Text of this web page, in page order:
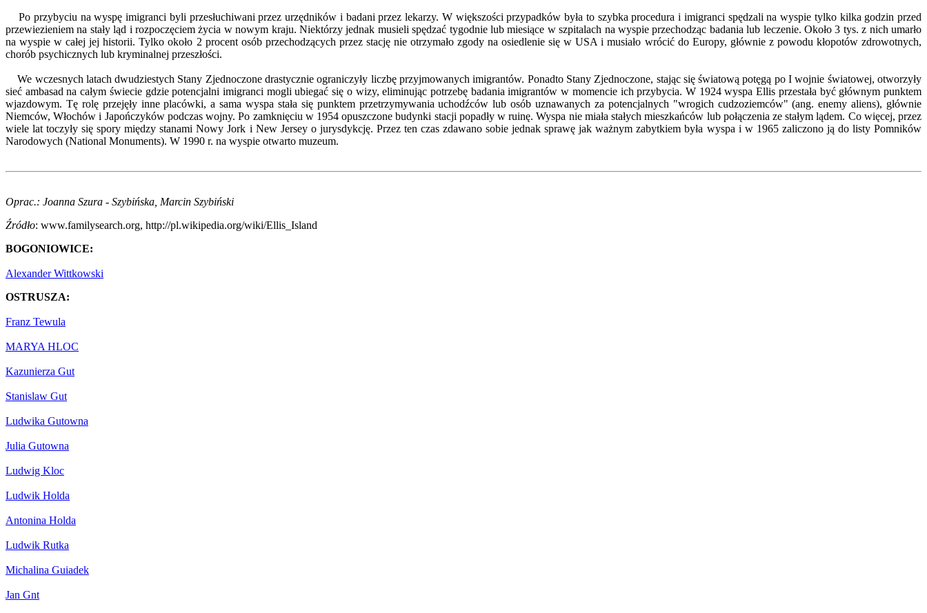
Po przybyciu na wyspę imigranci byli przesłuchiwani przez urzędników i badani przez lekarzy. W większości przypadków była to szybka procedura i imigranci spędzali na wyspie tylko kilka godzin przed
przewiezieniem na stały ląd i rozpoczęciem życia w nowym kraju. Niektórzy jednak musieli spędzać tygodnie lub miesiące w szpitalach na wyspie przechodząc badania lub leczenie. Około 3 tys. z nich umarło
na wyspie w całej jej historii. Tylko około 2 procent osób przechodzących przez stację nie otrzymało zgody na osiedlenie się w USA i musiało wrócić do Europy, głównie z powodu kłopotów zdrowotnych,
chorób psychicznych lub kryminalnej przeszłości.
We wczesnych latach dwudziestych Stany Zjednoczone drastycznie ograniczyły liczbę przyjmowanych imigrantów. Ponadto Stany Zjednoczone, stając się światową potęgą po I wojnie światowej, otworzyły
sieć ambasad na całym świecie gdzie potencjalni imigranci mogli ubiegać się o wizy, eliminując potrzebę badania imigrantów w momencie ich przybycia. W 1924 wyspa Ellis przestała być głównym punktem
wjazdowym. Tę rolę przejęły inne placówki, a sama wyspa stała się punktem przetrzymywania uchodźców lub osób uznawanych za potencjalnych "wrogich cudzoziemców" (ang. enemy aliens), głównie
Niemców, Włochów i Japończyków podczas wojny. Po zamknięciu w 1954 opuszczone budynki stacji popadły w ruinę. Wyspa nie miała stałych mieszkańców lub połączenia ze stałym lądem. Co więcej, przez
wiele lat toczyły się spory między stanami Nowy Jork i New Jersey o jurysdykcję. Przez ten czas zdawano sobie jednak sprawę jak ważnym zabytkiem była wyspa i w 1965 zaliczono ją do listy Pomników
Narodowych (National Monuments). W 1990 r. na wyspie otwarto muzeum.
Oprac.: Joanna Szura - Szybińska, Marcin Szybiński
Źródło: www.familysearch.org, http://pl.wikipedia.org/wiki/Ellis_Island
BOGONIOWICE:
Alexander Wittkowski
OSTRUSZA:
Franz Tewula
MARYA HLOC
Kazunierza Gut
Stanislaw Gut
Ludwika Gutowna
Julia Gutowna
Ludwig Kloc
Ludwik Holda
Antonina Holda
Ludwik Rutka
Michalina Guiadek
Jan Gnt